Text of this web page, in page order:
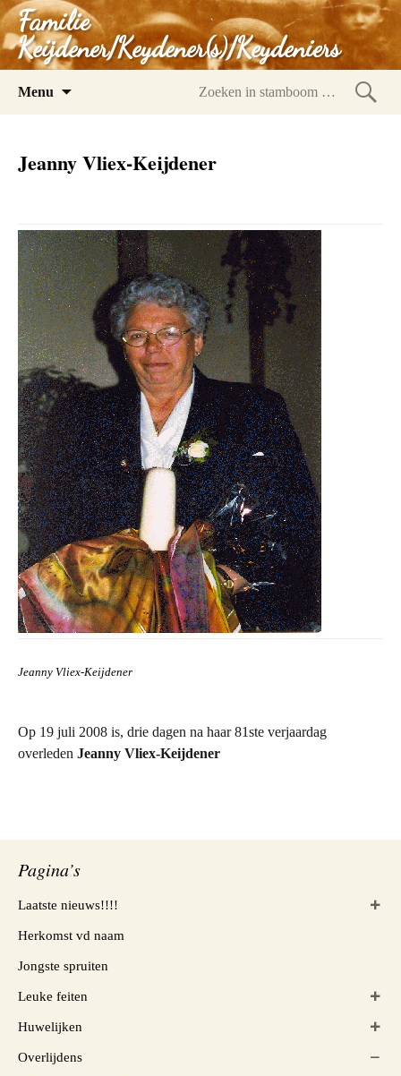
Familie
Keijdener/Keydener(s)/Keydeniers
Menu
Jeanny Vliex-Keijdener
Jeanny Vliex-Keijdener
Op 19 juli 2008 is, drie dagen na haar 81ste verjaardag
overleden Jeanny Vliex-Keijdener
Pagina’s
Laatste nieuws!!!!
Herkomst vd naam
Jongste spruiten
Leuke feiten
Huwelijken
Overlijdens